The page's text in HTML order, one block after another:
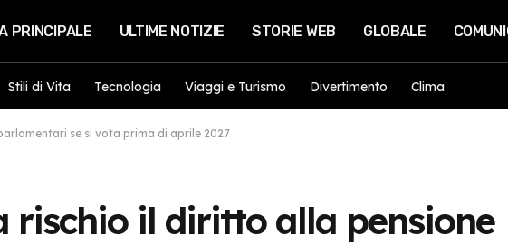
PRINCIPALE ULTIME NOTIZIE STORIE WEB GLOBALE
Stili di Vita Tecnologia Viaggi e Turismo Divertimento Clima
se si vota prima di aprile 2027
rischio il diritto alla pensione